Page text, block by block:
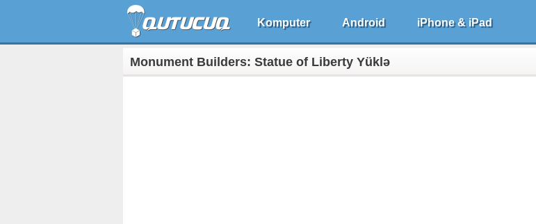
Komputer Android iPhone & iPad
Monument Builders: Statue of Liberty Yüklə